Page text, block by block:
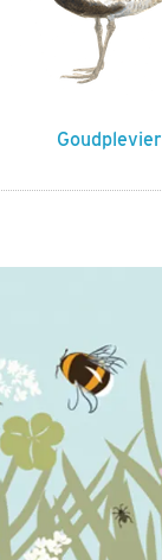
Goudplevier